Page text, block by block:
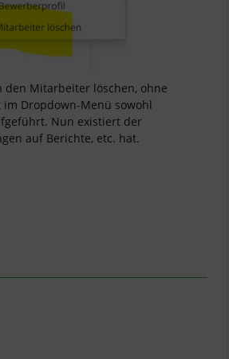
den Mitarbeiter löschen, ohne
Dropdown-Menü sowohl
Nun existiert der
auf Berichte, etc. hat.